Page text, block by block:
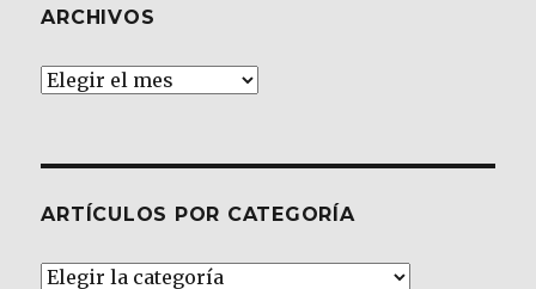
ARCHIVOS
Archivos
ARTÍCULOS POR CATEGORÍA
Artículos